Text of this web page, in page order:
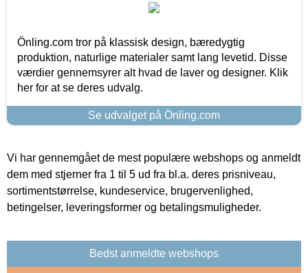
Önling.com tror på klassisk design, bæredygtig
produktion, naturlige materialer samt lang levetid. Disse
værdier gennemsyrer alt hvad de laver og designer. Klik
her for at se deres udvalg.
Se udvalget på Önling.com
Vi har gennemgået de mest populære webshops og anmeldt
dem med stjerner fra 1 til 5 ud fra bl.a. deres prisniveau,
sortimentstørrelse, kundeservice, brugervenlighed,
betingelser, leveringsformer og betalingsmuligheder.
Bedst anmeldte webshops